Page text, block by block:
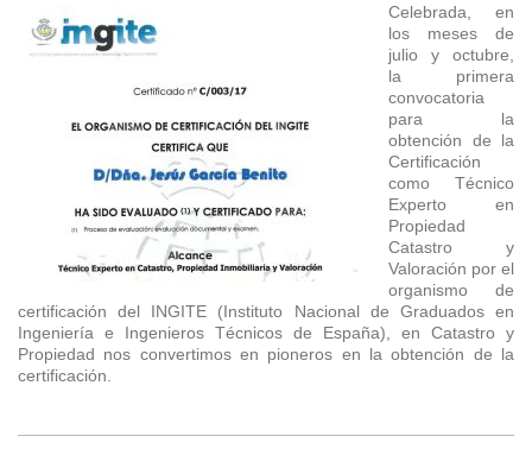
Celebrada, en
los meses de
julio y octubre,
la primera
convocatoria
para la
obtención de la
Certificación
como Técnico
Experto en
Propiedad
Catastro y
Valoración por el
organismo de
certificación del INGITE (Instituto Nacional de Graduados en
Ingeniería e Ingenieros Técnicos de España), en Catastro y
Propiedad nos convertimos en pioneros en la obtención de la
certificación.